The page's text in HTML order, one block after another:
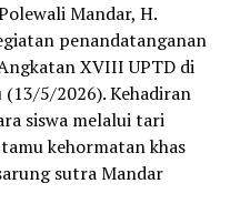
Mandar, H.
penandatanganan
XVIII UPTD di
(13/5/2026). Kehadiran
siswa melalui tari
kehormatan khas
sutra Mandar